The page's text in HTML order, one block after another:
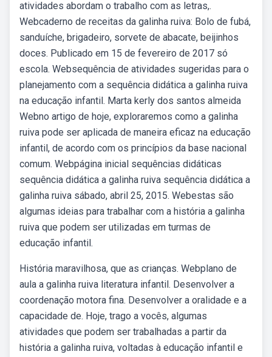
atividades abordam o trabalho com as letras,.
Webcaderno de receitas da galinha ruiva: Bolo de fubá,
sanduíche, brigadeiro, sorvete de abacate, beijinhos
doces. Publicado em 15 de fevereiro de 2017 só
escola. Websequência de atividades sugeridas para o
planejamento com a sequência didática a galinha ruiva
na educação infantil. Marta kerly dos santos almeida
Webno artigo de hoje, exploraremos como a galinha
ruiva pode ser aplicada de maneira eficaz na educação
infantil, de acordo com os princípios da base nacional
comum. Webpágina inicial sequências didáticas
sequência didática a galinha ruiva sequência didática a
galinha ruiva sábado, abril 25, 2015. Webestas são
algumas ideias para trabalhar com a história a galinha
ruiva que podem ser utilizadas em turmas de
educação infantil.
História maravilhosa, que as crianças. Webplano de
aula a galinha ruiva literatura infantil. Desenvolver a
coordenação motora fina. Desenvolver a oralidade e a
capacidade de. Hoje, trago a vocês, algumas
atividades que podem ser trabalhadas a partir da
história a galinha ruiva, voltadas à educação infantil e